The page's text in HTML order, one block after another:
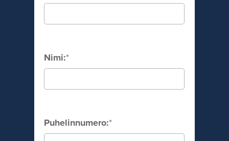
Nimi:*
Puhelinnumero:*